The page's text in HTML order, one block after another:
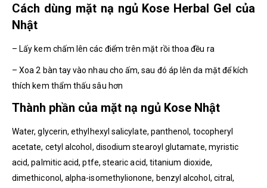
Cách dùng mặt nạ ngủ Kose Herbal Gel của
Nhật
– Lấy kem chấm lên các điểm trên mặt rồi thoa đều ra
– Xoa 2 bàn tay vào nhau cho ấm, sau đó áp lên da mặt để kích
thích kem thẩm thấu sâu hơn
Thành phần của mặt nạ ngủ Kose Nhật
Water, glycerin, ethylhexyl salicylate, panthenol, tocopheryl
acetate, cetyl alcohol, disodium stearoyl glutamate, myristic
acid, palmitic acid, ptfe, stearic acid, titanium dioxide,
dimethiconol, alpha-isomethylionone, benzyl alcohol, citral,